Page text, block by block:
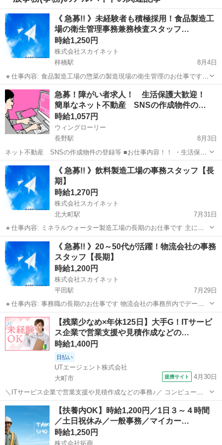
《 急募!! 》未経験者も積極採用！食品製造工
場の衛生管理事務兼務検査スタッフ…
時給1,250円
株式会社スカイネット
梓橋駅
8月4日
🔸仕事内容: 食品製造工場の惣菜の製造現場の衛生管理のお仕事です
拭き取り検査・細菌検査・衛生管理告知分の作成などに携わっていた
だきます 🔸アピールポイント: 未経験の方でも大丈夫です！ 一から丁
寧に教えてもら...
長野 安曇野市 梓橋駅 その他 製造工場
急募！障がい者求人！ 生活保護大歓迎！
簡単なネット不動産 SNSの作成物件の…
時給1,057円
ウィングローリー
長野駅
8月3日
ネット不動産 SNSの作成物件の登録等 ■お仕事内容！！ ・生活保護
可能です 給料とは別に携帯代などの通信費上限 20000円 交通費上
限 20000円まで支給可能。 ・福岡市南区に寮（GH）完備です...
長野 長野市 長野駅 事務 生活保護
《 急募!! 》飲料製造工場の事務スタッフ【長
期】
時給1,270円
株式会社スカイネット
北大町駅
7月31日
🔸仕事内容: ミネラルウォーター製造工場の長期のお仕事です 主に事
業所からのウォーターサーバーの受注業務(電話やメール)や、在庫や納
期の確認業務に携わっていただきます 簡単なメールの送受信が出来れ
ばOKです 受注のお...
長野 大町市 北大町駅 一般事務 製造工場
《 急募!! 》20～50代が活躍！物流会社の事務
スタッフ【長期】
時給1,200円
株式会社スカイネット
平田駅
7月29日
🔸仕事内容: 事務職の長期のお仕事です 物流会社の事務所内でデータ
入力や、出庫するラベルの発行などの事務作業に携わっていただきま
す 一般的なパソコン入力がメイン、電話対応などはありません 🔸アピ
ールポイント: ...
長野 松本市 平田駅 一般事務 スタッフ
【残業少なめ×年休125日】大手G！ITサービ
ス企業で営業支援や見積作成などの…
時給1,400円
日払い
UTエージェント株式会社
大町市
提携サイト 4月30日
＼ITサービス企業で営業支援や見積作成などの事務♪／ コンピュータ
ーおよび周辺機器、 情報ネットワークサービスなどを扱っている会社
です♪ コミュニケーション力やPCスキルを高められるお仕事です！ ＜
具体的には…＞ ◆営業...
長野 大町市 一般事務
【扶養内OK】時給1,200円／1日３～４時間
／土日祝休み／一般事務／マイカー…
時給1,250円
株式会社拓商